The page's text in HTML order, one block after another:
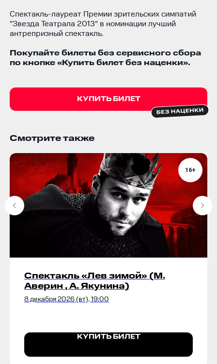
Спектакль-лауреат Премии зрительских симпатий
"Звезда Театрала 2013" в номинации лучший
антрепризный спектакль.
Покупайте билеты без сервисного сбора
по кнопке «Купить билет без наценки».
КУПИТЬ БИЛЕТ
Смотрите также
16+
Спектакль «Лев зимой» (М.
Аверин , А. Якунина)
8 декабря 2026 (вт), 19:00
КУПИТЬ БИЛЕТ